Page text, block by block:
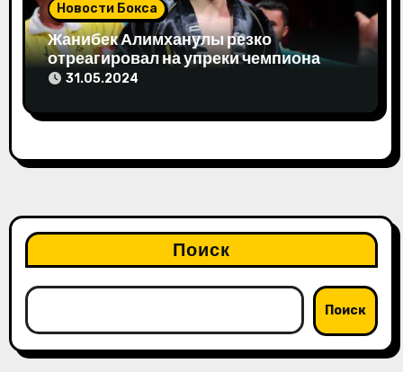
Новости Бокса
Жанибек Алимханулы резко
отреагировал на упреки чемпиона
мира
31.05.2024
Поиск
Поиск